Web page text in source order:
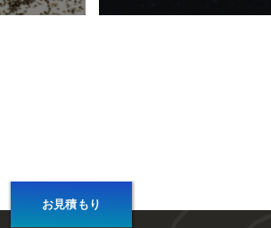
お見積もり